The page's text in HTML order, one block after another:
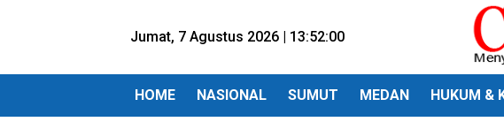
Jumat, 7 Agustus 2026 | 13:52:01
HOME NASIONAL SUMUT MEDAN HUKUM &